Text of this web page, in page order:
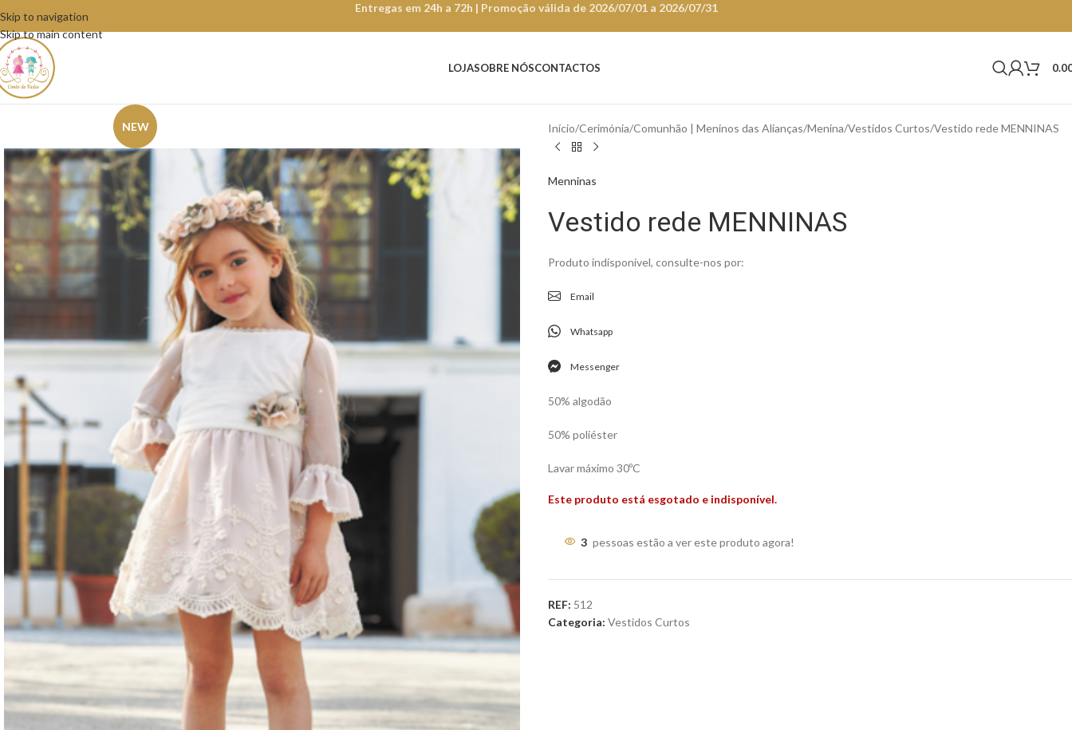
Skip to navigation
Skip to main content
Entregas em 24h a 72h | Promoção válida de 2026/07/01 a 2026/07/31
LOJASOBRE NÓSCONTACTOS
NEW Início Cerimónia Comunhão | Meninos das Alianças Menina Vestidos Curtos Vestido rede MENNINAS
Menninas
Vestido rede MENNINAS
Produto indisponível, consulte-nos por:
Email
Whatsapp
Messenger
50% algodão
50% poliéster
Lavar máximo 30ºC
Este produto está esgotado e indisponível.
3 pessoas estão a ver este produto agora!
REF: 512
Categoria: Vestidos Curtos